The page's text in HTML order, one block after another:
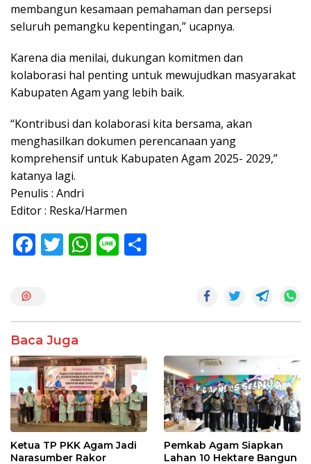
membangun kesamaan pemahaman dan persepsi
seluruh pemangku kepentingan,” ucapnya.
Karena dia menilai, dukungan komitmen dan
kolaborasi hal penting untuk mewujudkan masyarakat
Kabupaten Agam yang lebih baik.
“Kontribusi dan kolaborasi kita bersama, akan
menghasilkan dokumen perencanaan yang
komprehensif untuk Kabupaten Agam 2025- 2029,”
katanya lagi.
Penulis : Andri
Editor : Reska/Harmen
F
o
o
k
T W
p
p
Li
Baca Juga
Ketua TP PKK Agam Jadi
Narasumber Rakor
Pemkab Agam Siapkan
Lahan 10 Hektare Bangun